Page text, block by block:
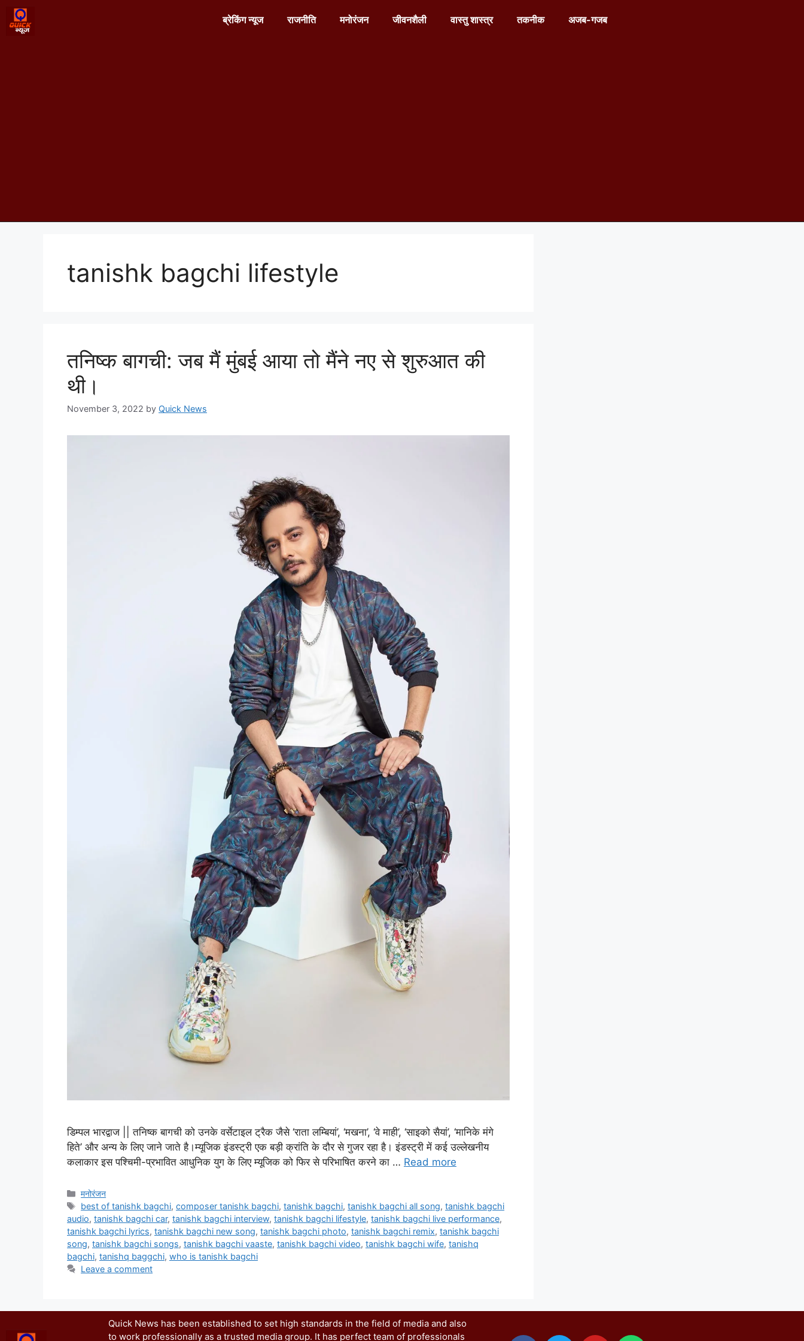
ब्रेकिंग न्यूज राजनीति मनोरंजन जीवनशैली वास्तु शास्त्र तकनीक अजब-गजब
tanishk bagchi lifestyle
तनिष्क बागची: जब मैं मुंबई आया तो मैंने नए से शुरुआत की
थी।
November 3, 2022 by Quick News
डिम्पल भारद्वाज || तनिष्क बागची को उनके वर्सेटाइल ट्रैक जैसे ‘राता लम्बियां’, ‘मखना’, ‘वे माही’, ‘साइको सैयां’, ‘मानिके मंगे
हिते’ और अन्य के लिए जाने जाते है।म्यूजिक इंडस्ट्री एक बड़ी क्रांति के दौर से गुजर रहा है। इंडस्ट्री में कई उल्लेखनीय
कलाकार इस पश्चिमी-प्रभावित आधुनिक युग के लिए म्यूजिक को फिर से परिभाषित करने का … Read more
मनोरंजन
best of tanishk bagchi,composer tanishk bagchi,tanishk bagchi,tanishk bagchi all song,tanishk bagchi
audio, tanishk bagchi car, tanishk bagchi interview, tanishk bagchi lifestyle, tanishk bagchi live performance,
tanishk bagchi lyrics, tanishk bagchi new song, tanishk bagchi photo, tanishk bagchi remix, tanishk bagchi
song, tanishk bagchi songs, tanishk bagchi vaaste, tanishk bagchi video, tanishk bagchi wife, tanishq
bagchi, tanishq baggchi, who is tanishk bagchi
Leave a comment
Quick News has been established to set high standards in the field of media and also
to work professionally as a trusted media group. It has perfect team of professionals